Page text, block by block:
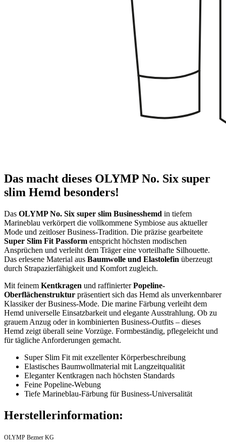
Das macht dieses OLYMP No. Six super
slim Hemd besonders!
Das OLYMP No. Six super slim Businesshemd in tiefem
Marineblau verkörpert die vollkommene Symbiose aus aktueller
Mode und zeitloser Business-Tradition. Die präzise gearbeitete
Super Slim Fit Passform entspricht höchsten modischen
Ansprüchen und verleiht dem Träger eine vorteilhafte Silhouette.
Das erlesene Material aus Baumwolle und Elastolefin überzeugt
durch Strapazierfähigkeit und Komfort zugleich.
Mit feinem Kentkragen und raffinierterPopeline-
Oberflächenstruktur präsentiert sich das Hemd als unverkennbarer
Klassiker der Business-Mode. Die marine Färbung verleiht dem
Hemd universelle Einsatzbarkeit und elegante Ausstrahlung. Ob zu
grauem Anzug oder in kombinierten Business-Outfits – dieses
Hemd zeigt überall seine Vorzüge. Formbeständig, pflegeleicht und
für tägliche Anforderungen gemacht.
Super Slim Fit mit exzellenter Körperbeschreibung
Elastisches Baumwollmaterial mit Langzeitqualität
Eleganter Kentkragen nach höchsten Standards
Feine Popeline-Webung
Tiefe Marineblau-Färbung für Business-Universalität
Herstellerinformation:
OLYMP Bezner KG